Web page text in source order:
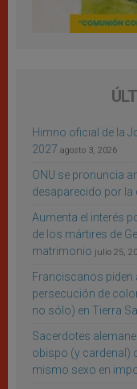
Himno oficial de la
2027 agosto 3, 2026
ONU se pronuncia
desaparecido por
Aumenta el interés
de los mártires de
matrimonio julio 25,
Franciscanos piden
persecución de
no sólo) en Tierra
Sacerdotes
obispo (y cardenal)
mismo sexo en